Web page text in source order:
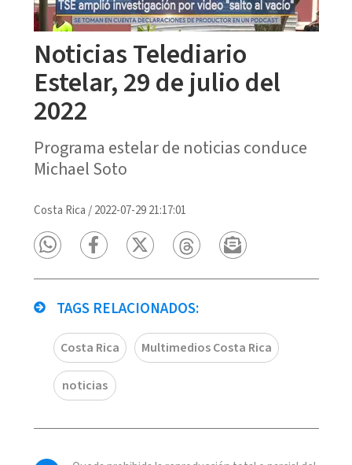
Noticias Telediario
Estelar, 29 de julio del
2022
Programa estelar de noticias conduce
Michael Soto
Costa Rica /2022-07-29 21:17:01
TAGS RELACIONADOS:
Costa Rica Multimedios Costa Rica
noticias